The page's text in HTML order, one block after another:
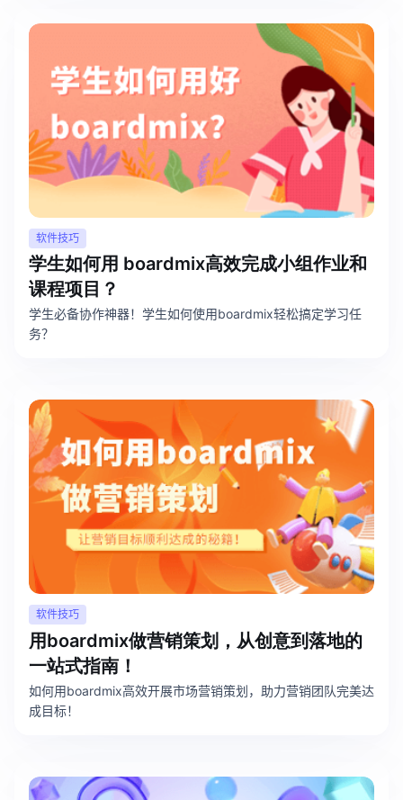
软件技巧
学生如何用 boardmix高效完成小组作业和
课程项目？
学生必备协作神器！学生如何使用boardmix轻松搞定学习任
务？
软件技巧
用boardmix做营销策划，从创意到落地的
一站式指南！
如何用boardmix高效开展市场营销策划，助力营销团队完美达
成目标！